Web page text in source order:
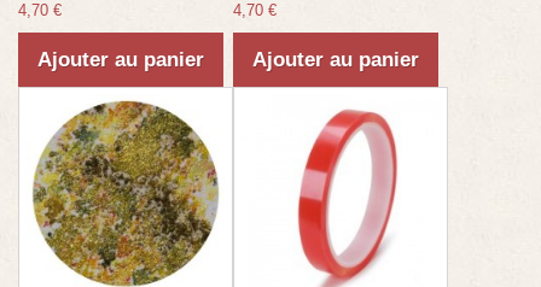
4,70 €
Ajouter au panier
4,70 €
Ajouter au panier